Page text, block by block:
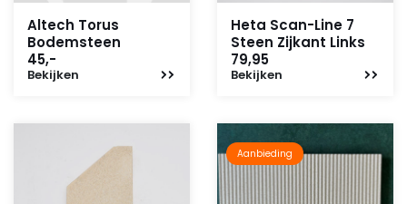
Altech Torus
Bodemsteen
45,-
Bekijken
Heta Scan-Line 7
Steen Zijkant Links
79,95
Bekijken
Aanbieding